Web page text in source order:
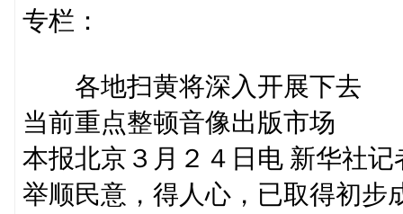
专栏：
各地扫黄将深入开展下去
当前重点整顿音像出版市场
本报北京３月２４日电 新华社
举顺民意，得人心，已取得初步